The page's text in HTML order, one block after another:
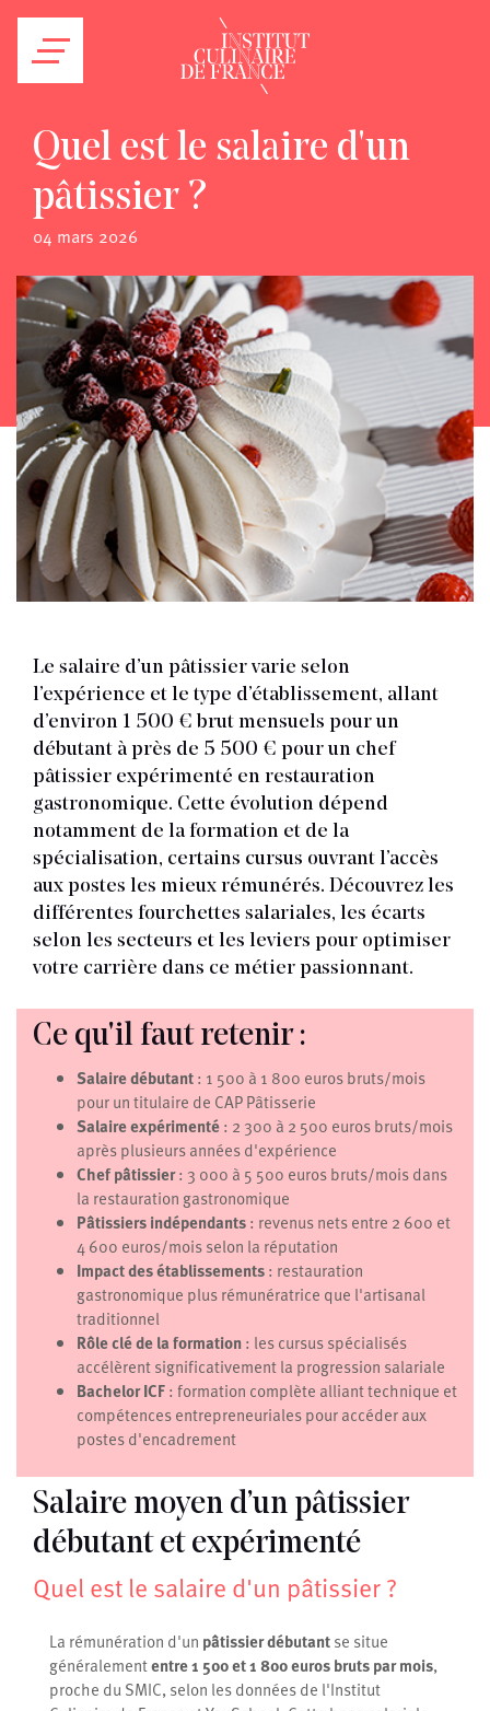
Quel est le salaire d'un
pâtissier ?
04 mars 2026
Le salaire d’un pâtissier varie selon
l’expérience et le type d’établissement, allant
d’environ 1 500 € brut mensuels pour un
débutant à près de 5 500 € pour un chef
pâtissier expérimenté en restauration
gastronomique. Cette évolution dépend
notamment de la formation et de la
spécialisation, certains cursus ouvrant l’accès
aux postes les mieux rémunérés. Découvrez les
différentes fourchettes salariales, les écarts
selon les secteurs et les leviers pour optimiser
votre carrière dans ce métier passionnant.
Ce qu'il faut retenir :
Salaire débutant: 1 500 à 1 800 euros bruts/mois
pour un titulaire de CAP Pâtisserie
Salaire expérimenté: 2 300 à 2 500 euros bruts/mois
après plusieurs années d'expérience
Chef pâtissier: 3 000 à 5 500 euros bruts/mois dans
la restauration gastronomique
Pâtissiers indépendants: revenus nets entre 2 600 et
4 600 euros/mois selon la réputation
Impact des établissements: restauration
gastronomique plus rémunératrice que l'artisanal
traditionnel
Rôle clé de la formation: les cursus spécialisés
accélèrent significativement la progression salariale
Bachelor ICF: formation complète alliant technique et
compétences entrepreneuriales pour accéder aux
postes d'encadrement
Salaire moyen d’un pâtissier
débutant et expérimenté
Quel est le salaire d'un pâtissier ?
La rémunération d'un pâtissier débutantse situe
généralemententre 1 500 et 1 800 euros bruts par mois,
proche du SMIC, selon les données de l'Institut